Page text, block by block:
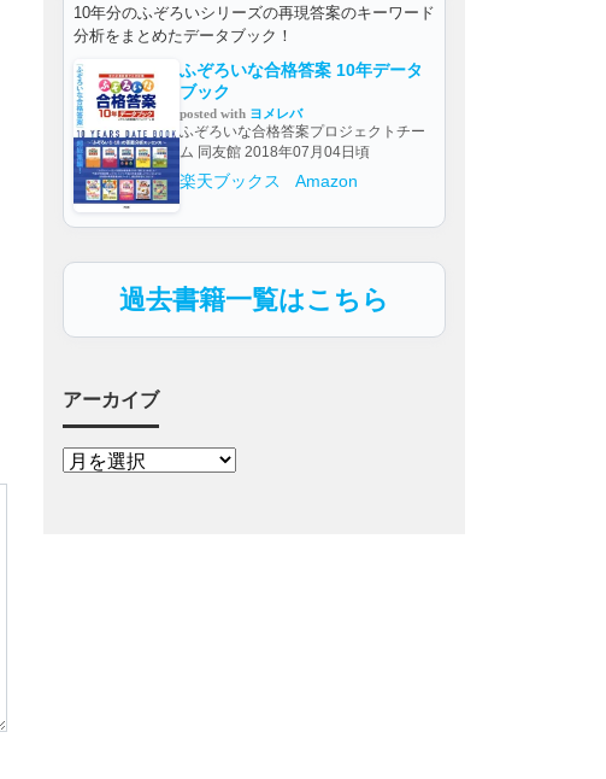
10年分のふぞろいシリーズの再現答案のキーワード
分析をまとめたデータブック！
ふぞろいな合格答案 10年データ
ブック
posted with ヨメレバ
ふぞろいな合格答案プロジェクトチー
ム 同友館 2018年07月04日頃
楽天ブックス Amazon
過去書籍一覧はこちら
アーカイブ